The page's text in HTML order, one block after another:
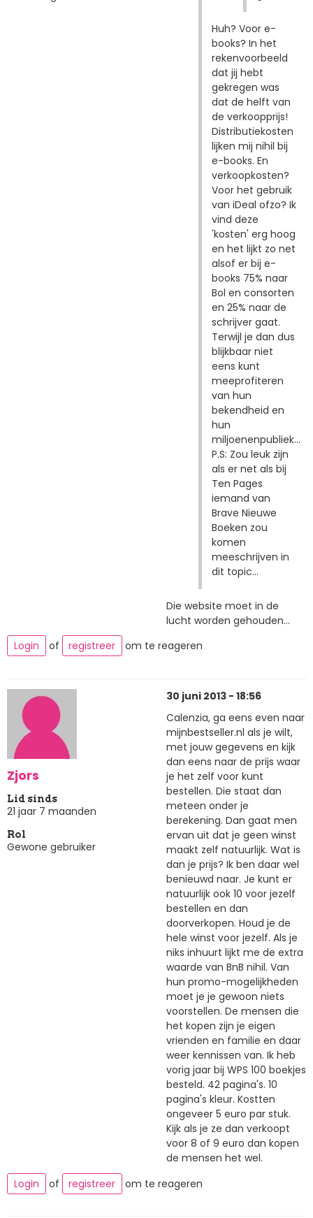
Huh? Voor e-
books? In het
rekenvoorbeeld
dat jij hebt
gekregen was
dat de helft van
de verkoopprijs!
Distributiekosten
lijken mij nihil bij
e-books. En
verkoopkosten?
Voor het gebruik
van iDeal ofzo? Ik
vind deze
'kosten' erg hoog
en het lijkt zo net
alsof er bij e-
books 75% naar
Bol en consorten
en 25% naar de
schrijver gaat.
Terwijl je dan dus
blijkbaar niet
eens kunt
meeprofiteren
van hun
bekendheid en
hun
miljoenenpubliek...
P.S: Zou leuk zijn
als er net als bij
Ten Pages
iemand van
Brave Nieuwe
Boeken zou
komen
meeschrijven in
dit topic...
Die website moet in de
lucht worden gehouden...
Login
of registreer om te reageren
Zjors
Lid sinds
21 jaar 7 maanden
Rol
Gewone gebruiker
30 juni 2013 - 18:56
Calenzia, ga eens even naar
mijnbestseller.nl als je wilt,
met jouw gegevens en kijk
dan eens naar de prijs waar
je het zelf voor kunt
bestellen. Die staat dan
meteen onder je
berekening. Dan gaat men
ervan uit dat je geen winst
maakt zelf natuurlijk. Wat is
dan je prijs? Ik ben daar wel
benieuwd naar. Je kunt er
natuurlijk ook 10 voor jezelf
bestellen en dan
doorverkopen. Houd je de
hele winst voor jezelf. Als je
niks inhuurt lijkt me de extra
waarde van BnB nihil. Van
hun promo-mogelijkheden
moet je je gewoon niets
voorstellen. De mensen die
het kopen zijn je eigen
vrienden en familie en daar
weer kennissen van. Ik heb
vorig jaar bij WPS 100 boekjes
besteld. 42 pagina's. 10
pagina's kleur. Kostten
ongeveer 5 euro par stuk.
Kijk als je ze dan verkoopt
voor 8 of 9 euro dan kopen
de mensen het wel.
Login
of registreer om te reageren